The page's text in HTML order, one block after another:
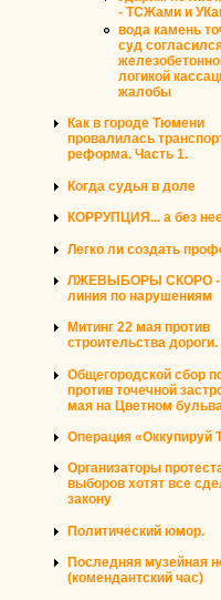
- ТСЖами и
вода камень
суд
логикой
жалобы
Как в городе Тюмени
провалилась
реформа. Часть 1.
Когда судья в доле
КОРРУПЦИЯ... а без
Легко ли создать
ЛЖЕВЫБОРЫ СКОРО -
линия по нарушениям
Митинг 22 мая против
строительства дороги.
Общегородской сбор
против точечной
мая на Цветном
Операция «Оккупируй
Организаторы
выборов хотят все
закону
Политический юмор.
Последняя музейная
(комендантский час)